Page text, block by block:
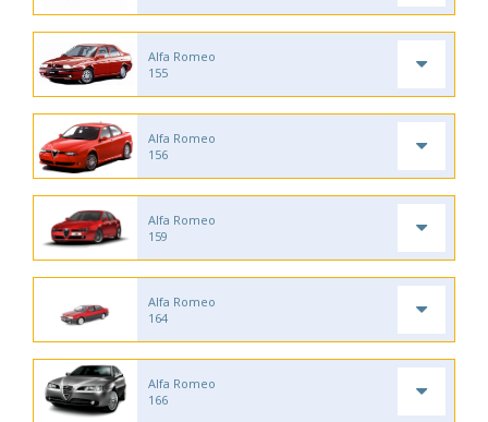
Alfa Romeo
155
Alfa Romeo
156
Alfa Romeo
159
Alfa Romeo
164
Alfa Romeo
166